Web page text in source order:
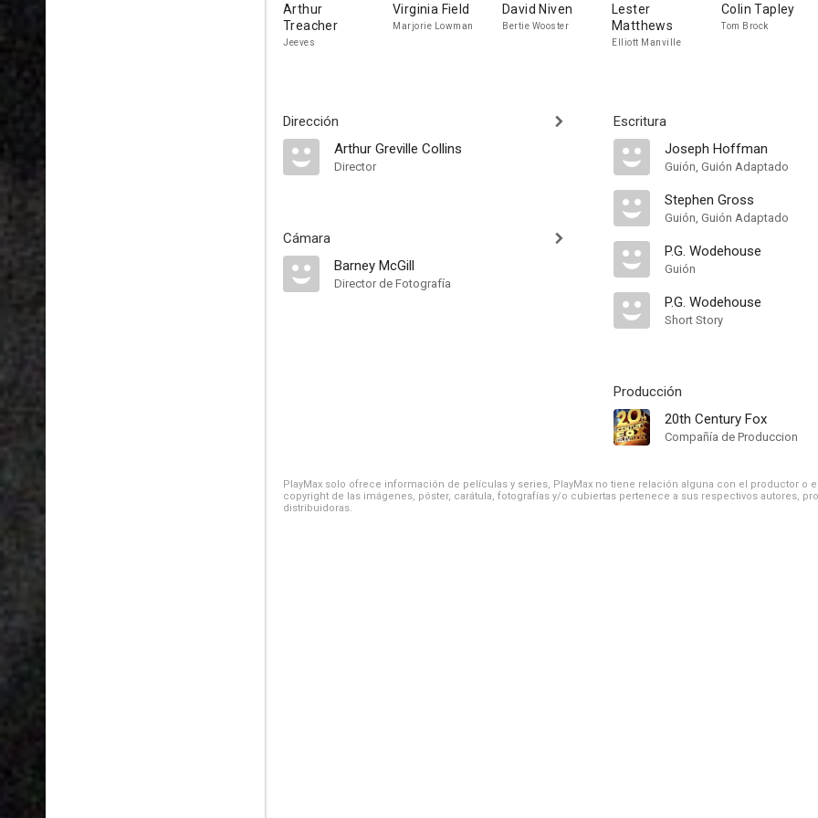
Arthur
Treacher
Jeeves
Virginia Field
Marjorie Lowman
David Niven
Bertie Wooster
Lester
Matthews
Elliott Manville
Colin Tapley
Tom Brock
Dirección
Arthur Greville Collins
Director
Cámara
Barney McGill
Director de Fotografía
Escritura
Joseph Hoffman
Guión, Guión Adaptado
Stephen Gross
Guión, Guión Adaptado
P.G. Wodehouse
Guión
P.G. Wodehouse
Short Story
Producción
20th Century Fox
Compañía de Produccion
PlayMax solo ofrece información de películas y series, PlayMax no tiene relación alguna con el productor o
copyright de las imágenes, póster, carátula, fotografías y/o cubiertas pertenece a sus respectivos autores,
distribuidoras.